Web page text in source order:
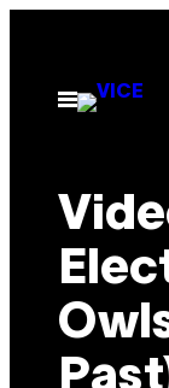
contentOpen
Menu